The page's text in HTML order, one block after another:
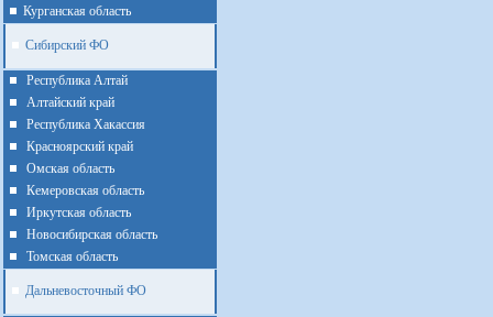
Курганская область
Сибирский ФО
Республика Алтай
Алтайcкий край
Республика Хакассия
Красноярский край
Омская область
Кемеровская область
Иркутская область
Новосибирская область
Томская область
Дальневосточный ФО